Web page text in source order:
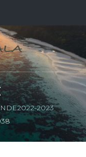
2023